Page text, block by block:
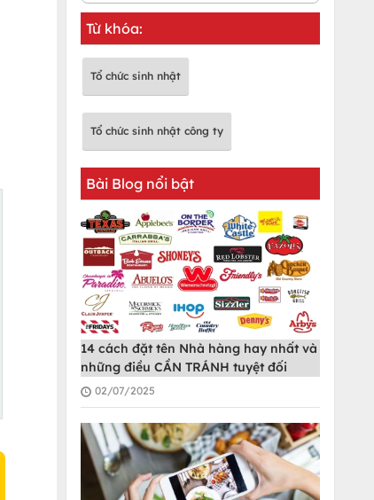
Từ khóa:
Tổ chức sinh nhật
Tổ chức sinh nhật công ty
Bài Blog nổi bật
14 cách đặt tên Nhà hàng hay nhất và
những điều CẦN TRÁNH tuyệt đối
02/07/2025